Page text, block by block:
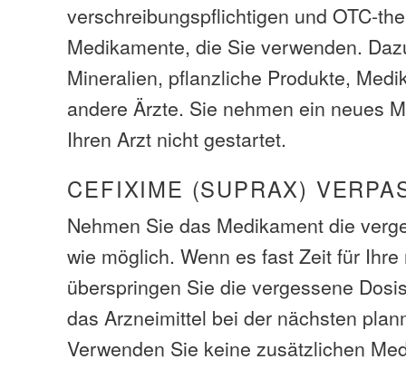
verschreibungspflichtigen und OTC-
Medikamente, die Sie verwenden.
Mineralien, pflanzliche Produkte,
andere Ärzte. Sie nehmen ein neues
Ihren Arzt nicht gestartet.
CEFIXIME (SUPRAX)
Nehmen Sie das Medikament die
wie möglich. Wenn es fast Zeit für
überspringen Sie die vergessene
das Arzneimittel bei der nächsten
Verwenden Sie keine zusätzlichen